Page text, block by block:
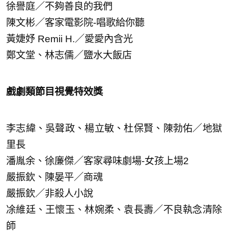
徐譽庭／不夠善良的我們
陳文彬／客家電影院-唱歌給你聽
黃婕妤 Remii H.／愛愛內含光
鄭文堂、林志儒／鹽水大飯店
戲劇類節目視覺特效獎
李志緯、吳聲政、楊立敏、杜保賢、陳勃佑／地獄
里長
潘胤余、徐廉傑／客家尋味劇場-女孩上場2
嚴振欽、陳晏平／商魂
嚴振欽／非殺人小說
凃維廷、王懷玉、林婉柔、袁長壽／不良執念清除
師